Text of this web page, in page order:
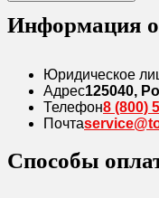
Информация
Юридическое
Адрес125040,
Телефон8 (800)
Почта
Способы